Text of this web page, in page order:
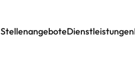
StellenangeboteDienstleistungen